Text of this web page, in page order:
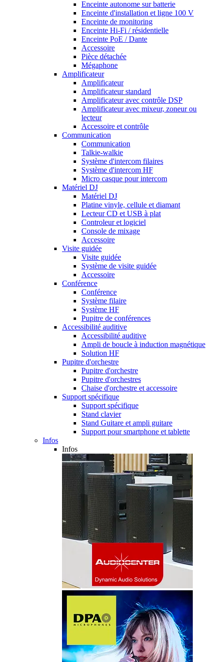
Enceinte autonome sur batterie
Enceinte d'installation et ligne 100 V
Enceinte de monitoring
Enceinte Hi-Fi / résidentielle
Enceinte PoE / Dante
Accessoire
Pièce détachée
Mégaphone
Amplificateur
Amplificateur
Amplificateur standard
Amplificateur avec contrôle DSP
Amplificateur avec mixeur, zoneur ou
lecteur
Accessoire et contrôle
Communication
Communication
Talkie-walkie
Système d'intercom filaires
Système d'intercom HF
Micro casque pour intercom
Matériel DJ
Matériel DJ
Platine vinyle, cellule et diamant
Lecteur CD et USB à plat
Controleur et logiciel
Console de mixage
Accessoire
Visite guidée
Visite guidée
Système de visite guidée
Accessoire
Conférence
Conférence
Système filaire
Système HF
Pupitre de conférences
Accessibilité auditive
Accessibilité auditive
Ampli de boucle à induction magnétique
Solution HF
Pupitre d'orchestre
Pupitre d'orchestre
Pupitre d'orchestres
Chaise d'orchestre et accessoire
Support spécifique
Support spécifique
Stand clavier
Stand Guitare et ampli guitare
Support pour smartphone et tablette
Infos
Infos